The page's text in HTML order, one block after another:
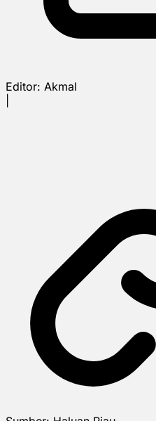
Editor: Akmal